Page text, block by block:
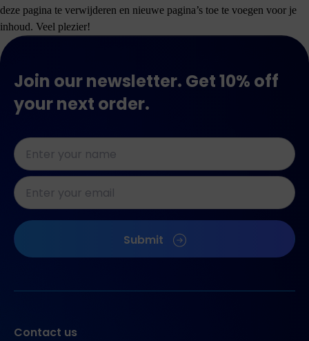
deze pagina te verwijderen en nieuwe pagina’s toe te voegen voor je
inhoud. Veel plezier!
Join our newsletter. Get 10% off
your next order.
Naam
*
E-
mailadres
CAPTCHA
Submit
Contact us